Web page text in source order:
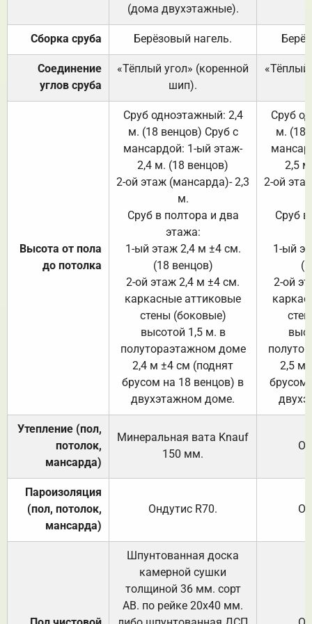
(дома двухэтажные).
Сборка сруба Берёзовый нагель.
Соединение
углов сруба
«Тёплый угол» (коренной
шип).
«Тёплый
Высота от пола
до потолка
Сруб одноэтажный: 2,4
м. (18 венцов) Сруб с
мансардой: 1-ый этаж-
2,4 м. (18 венцов)
2-ой этаж (мансарда)- 2,3
м.
Сруб в полтора и два
этажа:
1-ый этаж 2,4 м ±4 см.
(18 венцов)
2-ой этаж 2,4 м ±4 см.
каркасные аттиковые
стены (боковые)
высотой 1,5 м. в
полутораэтажном доме
2,4 м ±4 см (поднят
брусом на 18 венцов) в
двухэтажном доме.
Сруб
м. (18
2,5
2-ой
Сруб
1-ый
2-ой
2,5 м
брусом
Утепление (пол,
потолок,
мансарда)
Минеральная вата Knauf
150 мм.
Пароизоляция
(пол, потолок,
мансарда)
Ондутис R70.
Шпунтованная доска
камерной сушки
толщиной 36 мм. сорт
АВ. по рейке 20х40 мм.